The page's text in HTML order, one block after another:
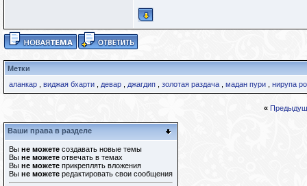
Метки
аланкар
виджая бхарти девар джагдип золотая раздача мадан пури нирупа
«
Ваши права в разделе
Вы не можете создавать новые темы
Вы не можете отвечать в темах
Вы не можете прикреплять вложения
Вы не можете редактировать свои сообщения